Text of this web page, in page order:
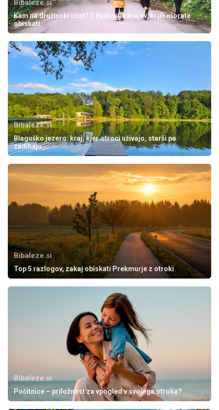
Bibaleze.si
Kam na družinski izlet? 5 čudovitih krajev, ki jih morate
obiskati
Bibaleze.si
Blaguško jezero: kraj, kjer otroci uživajo, starši pa
zadihajo
Bibaleze.si
Top 5 razlogov, zakaj obiskati Prekmurje z otroki
Bibaleze.si
Počitnice – priložnost za vpogled v svojega otroka?